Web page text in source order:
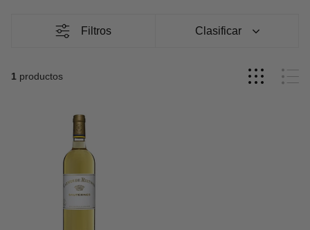
en botellaes otra etapa crucial en la evolución de estos
suavizan, creando una armonía que es esencial para su
disfrute pleno. Esta evolución culmina en vinos con capas
matices más profundos y refinados, ofreciendo una
experiencia única.
Filtros Clasificar
1 productos